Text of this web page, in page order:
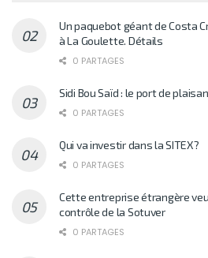
Un paquebot géant de Costa
à La Goulette. Détails
0 PARTAGES
Sidi Bou Saïd : le port de
0 PARTAGES
Qui va investir dans la SITEX?
0 PARTAGES
Cette entreprise étrangère
contrôle de la Sotuver
0 PARTAGES